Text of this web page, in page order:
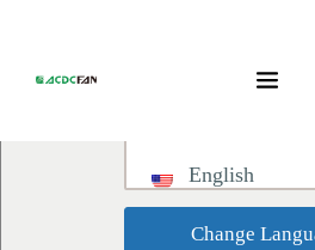
speaking a different
Do you want to change
English
Change